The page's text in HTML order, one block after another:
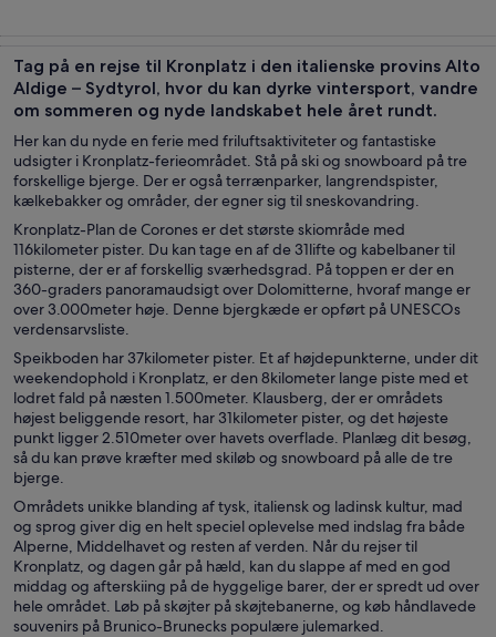
Tag på en rejse til Kronplatz i den italienske provins Alto
Aldige – Sydtyrol, hvor du kan dyrke vintersport, vandre
om sommeren og nyde landskabet hele året rundt.
Her kan du nyde en ferie med friluftsaktiviteter og fantastiske
udsigter i Kronplatz-ferieområdet. Stå på ski og snowboard på tre
forskellige bjerge. Der er også terrænparker, langrendspister,
kælkebakker og områder, der egner sig til sneskovandring.
Kronplatz-Plan de Corones er det største skiområde med
116kilometer pister. Du kan tage en af de 31lifte og kabelbaner til
pisterne, der er af forskellig sværhedsgrad. På toppen er der en
360-graders panoramaudsigt over Dolomitterne, hvoraf mange er
over 3.000meter høje. Denne bjergkæde er opført på UNESCOs
verdensarvsliste.
Speikboden har 37kilometer pister. Et af højdepunkterne, under dit
weekendophold i Kronplatz, er den 8kilometer lange piste med et
lodret fald på næsten 1.500meter. Klausberg, der er områdets
højest beliggende resort, har 31kilometer pister, og det højeste
punkt ligger 2.510meter over havets overflade. Planlæg dit besøg,
så du kan prøve kræfter med skiløb og snowboard på alle de tre
bjerge.
Områdets unikke blanding af tysk, italiensk og ladinsk kultur, mad
og sprog giver dig en helt speciel oplevelse med indslag fra både
Alperne, Middelhavet og resten af verden. Når du rejser til
Kronplatz, og dagen går på hæld, kan du slappe af med en god
middag og afterskiing på de hyggelige barer, der er spredt ud over
hele området. Løb på skøjter på skøjtebanerne, og køb håndlavede
souvenirs på Brunico-Brunecks populære julemarked.